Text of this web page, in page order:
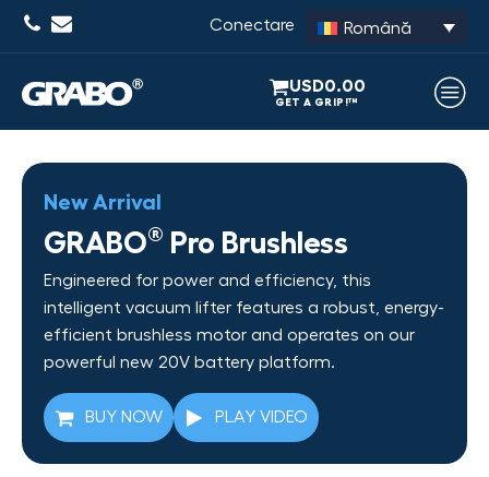
Conectare Română
USD0.00
New Arrival
GRABO® Pro Brushless
Engineered for power and efficiency, this
intelligent vacuum lifter features a robust, energy-
efficient brushless motor and operates on our
powerful new 20V battery platform.
BUY NOW PLAY VIDEO